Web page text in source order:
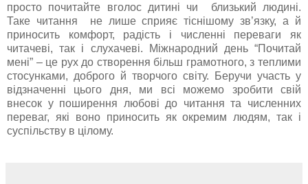
просто почитайте вголос дитині чи близький людині.
Таке читання не лише сприяє тіснішому зв’язку, а й
приносить комфорт, радість і численні переваги як
читачеві, так і слухачеві. Міжнародний день “Почитай
мені” – це рух до створення більш грамотного, з теплими
стосунками, доброго й творчого світу. Беручи участь у
відзначенні цього дня, ми всі можемо зробити свій
внесок у поширення любові до читання та численних
переваг, які воно приносить як окремим людям, так і
суспільству в цілому.